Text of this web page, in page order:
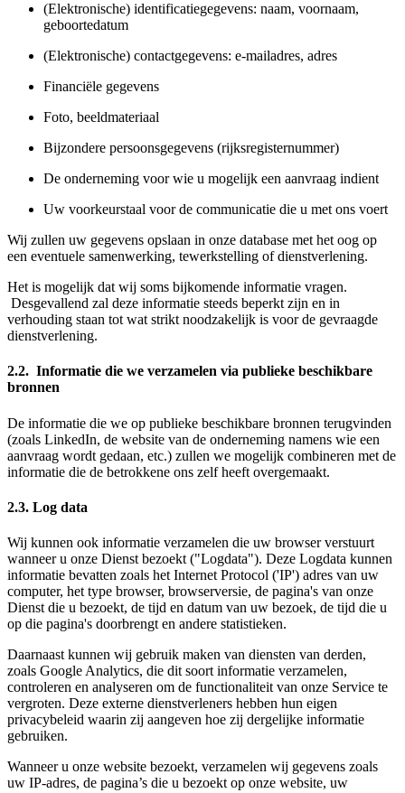
(Elektronische) identificatiegegevens: naam, voornaam,
geboortedatum
(Elektronische) contactgegevens: e-mailadres, adres
Financiële gegevens
Foto, beeldmateriaal
Bijzondere persoonsgegevens (rijksregisternummer)
De onderneming voor wie u mogelijk een aanvraag indient
Uw voorkeurstaal voor de communicatie die u met ons voert
Wij zullen uw gegevens opslaan in onze database met het oog op
een eventuele samenwerking, tewerkstelling of dienstverlening.
Het is mogelijk dat wij soms bijkomende informatie vragen.
Desgevallend zal deze informatie steeds beperkt zijn en in
verhouding staan tot wat strikt noodzakelijk is voor de gevraagde
dienstverlening.
2.2. Informatie die we verzamelen via publieke beschikbare
bronnen
De informatie die we op publieke beschikbare bronnen terugvinden
(zoals LinkedIn, de website van de onderneming namens wie een
aanvraag wordt gedaan, etc.) zullen we mogelijk combineren met de
informatie die de betrokkene ons zelf heeft overgemaakt.
2.3. Log data
Wij kunnen ook informatie verzamelen die uw browser verstuurt
wanneer u onze Dienst bezoekt ("Logdata"). Deze Logdata kunnen
informatie bevatten zoals het Internet Protocol ('IP') adres van uw
computer, het type browser, browserversie, de pagina's van onze
Dienst die u bezoekt, de tijd en datum van uw bezoek, de tijd die u
op die pagina's doorbrengt en andere statistieken.
Daarnaast kunnen wij gebruik maken van diensten van derden,
zoals Google Analytics, die dit soort informatie verzamelen,
controleren en analyseren om de functionaliteit van onze Service te
vergroten. Deze externe dienstverleners hebben hun eigen
privacybeleid waarin zij aangeven hoe zij dergelijke informatie
gebruiken.
Wanneer u onze website bezoekt, verzamelen wij gegevens zoals
uw IP-adres, de pagina’s die u bezoekt op onze website, uw